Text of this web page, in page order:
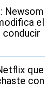
Newsom
el
conducir
que
con